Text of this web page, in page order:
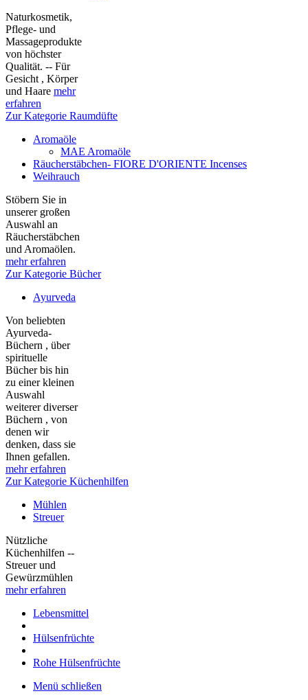
Naturkosmetik,
Pflege- und
Massageprodukte
von höchster
Qualität. -- Für
Gesicht , Körper
und Haare mehr
erfahren
Zur Kategorie Raumdüfte
Aromaöle
MAE Aromaöle
Räucherstäbchen- FIORE D'ORIENTE Incenses
Weihrauch
Stöbern Sie in
unserer großen
Auswahl an
Räucherstäbchen
und Aromaölen.
mehr erfahren
Zur Kategorie Bücher
Ayurveda
Von beliebten
Ayurveda-
Büchern , über
spirituelle
Bücher bis hin
zu einer kleinen
Auswahl
weiterer diverser
Büchern , von
denen wir
denken, dass sie
Ihnen gefallen.
mehr erfahren
Zur Kategorie Küchenhilfen
Mühlen
Streuer
Nützliche
Küchenhilfen --
Streuer und
Gewürzmühlen
mehr erfahren
Lebensmittel
Hülsenfrüchte
Rohe Hülsenfrüchte
Menü schließen